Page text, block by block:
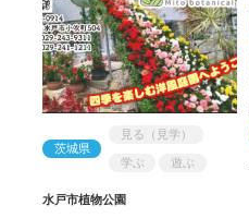
茨城県
見る（見学）
学ぶ 遊ぶ
水戸市植物公園